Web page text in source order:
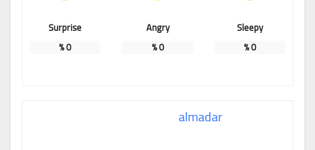
Sleepy
0
%
Angry
0
%
Surprise
0
%
almadar